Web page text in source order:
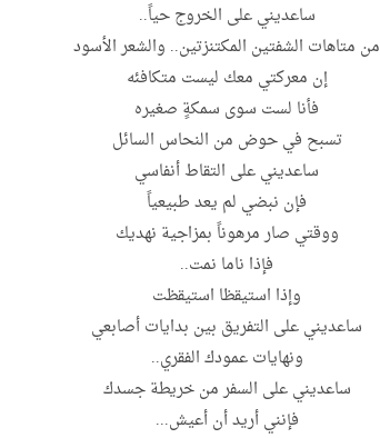
ساعديني على الخروج حياً..
من متاهات الشفتين المكتنزتين.. والشعر الأسود
إن معركتي معك ليست متكافئه
فأنا لست سوى سمكةٍ صغيره
تسبح في حوض من النحاس السائل
ساعديني على التقاط أنفاسي
فإن نبضي لم يعد طبيعياً
ووقتي صار مرهوناً بمزاجية نهديك
فإذا ناما نمت..
وإذا استيقظا استيقظت
ساعديني على التفريق بين بدايات أصابعي
ونهايات عمودك الفقري..
ساعديني على السفر من خريطة جسدك
فإنني أريد أن أعيش...